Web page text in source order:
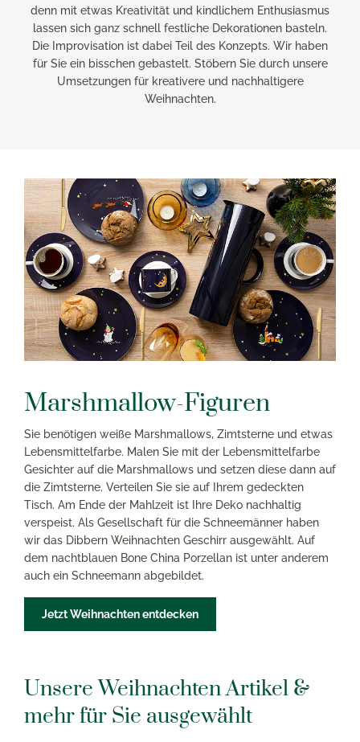
denn mit etwas Kreativität und kindlichem Enthusiasmus
lassen sich ganz schnell festliche Dekorationen basteln.
Die Improvisation ist dabei Teil des Konzepts. Wir haben
für Sie ein bisschen gebastelt. Stöbern Sie durch unsere
Umsetzungen für kreativere und nachhaltigere
Weihnachten.
Marshmallow-Figuren
Sie benötigen weiße Marshmallows, Zimtsterne und etwas
Lebensmittelfarbe. Malen Sie mit der Lebensmittelfarbe
Gesichter auf die Marshmallows und setzen diese dann auf
die Zimtsterne. Verteilen Sie sie auf Ihrem gedeckten
Tisch. Am Ende der Mahlzeit ist Ihre Deko nachhaltig
verspeist. Als Gesellschaft für die Schneemänner haben
wir das Dibbern Weihnachten Geschirr ausgewählt. Auf
dem nachtblauen Bone China Porzellan ist unter anderem
auch ein Schneemann abgebildet.
Jetzt Weihnachten entdecken
Unsere Weihnachten Artikel &
mehr für Sie ausgewählt